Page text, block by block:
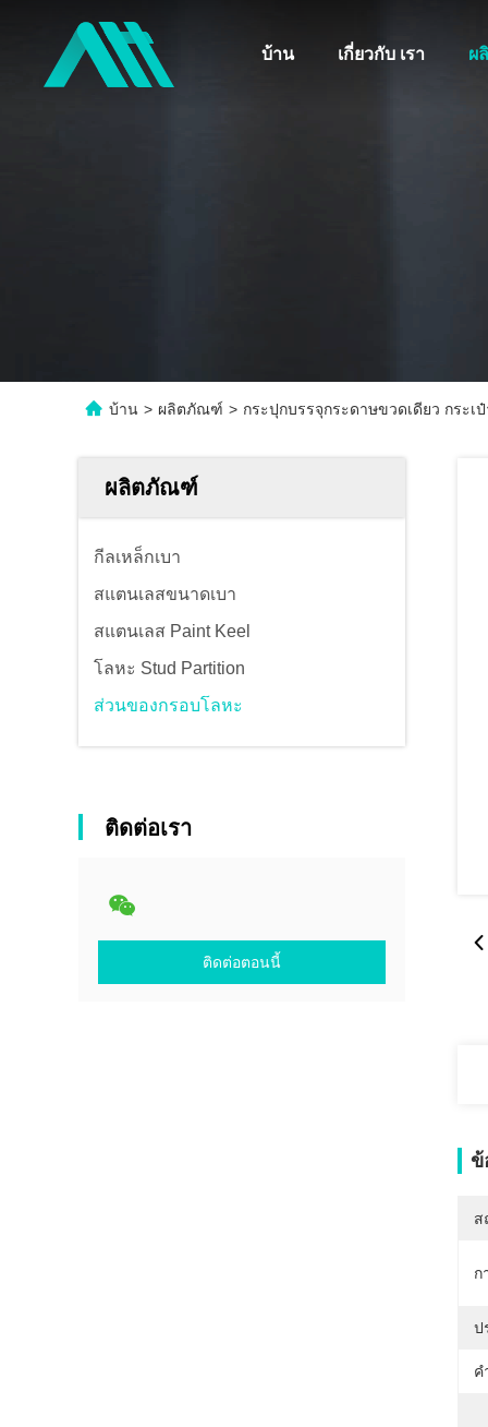
บ้าน เกี่ยวกับ เรา ผ
บ้าน > ผลิตภัณฑ์ > กระปุกบรรจุกระดาษขวดเดียว กระ
ผลิตภัณฑ์
กีลเหล็กเบา
สแตนเลสขนาดเบา
สแตนเลส Paint Keel
โลหะ Stud Partition
ส่วนของกรอบโลหะ
ติดต่อเรา
ติดต่อตอนนี้
ข้
ส
ก
ป
คํ